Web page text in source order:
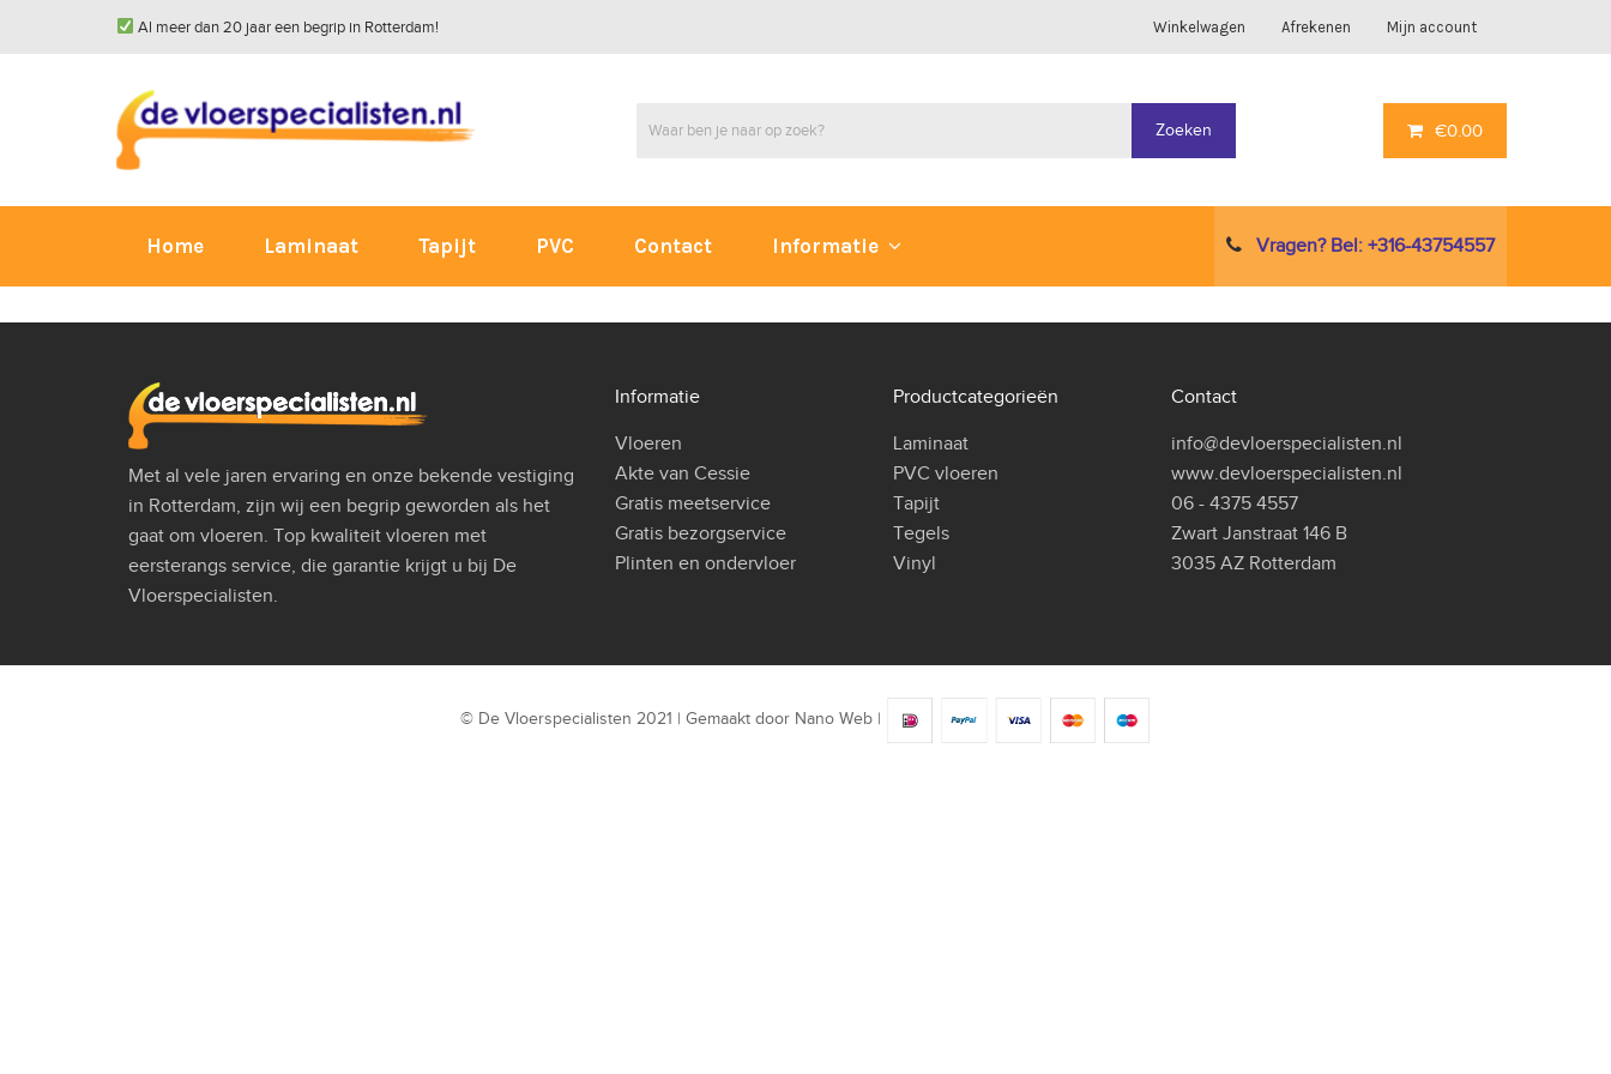
Al meer dan 20 jaar een begrip in Rotterdam! Winkelwagen Afrekenen Mijn account
Zoeken €0.00
Home Laminaat Tapijt PVC Contact Informatie Vragen? Bel: +316-43754557
Met al vele jaren ervaring en onze bekende vestiging
in Rotterdam, zijn wij een begrip geworden als het
gaat om vloeren. Top kwaliteit vloeren met
eersterangs service, die garantie krijgt u bij De
Vloerspecialisten.
Informatie
Vloeren
Akte van Cessie
Gratis meetservice
Gratis bezorgservice
Plinten en ondervloer
Productcategorieën
Laminaat
PVC vloeren
Tapijt
Tegels
Vinyl
Contact
info@devloerspecialisten.nl
www.devloerspecialisten.nl
06 - 4375 4557
Zwart Janstraat 146 B
3035 AZ Rotterdam
© De Vloerspecialisten 2021 | Gemaakt door Nano Web|